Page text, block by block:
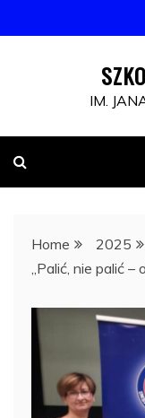
to
IM.
Home 2025
„Palić, nie palić